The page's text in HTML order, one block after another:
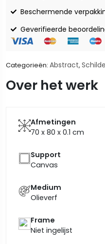
Beschermende
Geverifieerde
Categorieën: Abstract,
Over het werk
Afmetingen
70 x 80 x 0.1 cm
Support
Canvas
Medium
Olieverf
Frame
Niet ingelijst